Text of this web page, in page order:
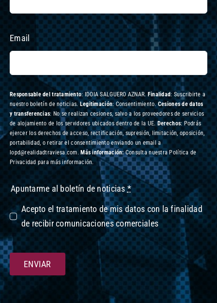
Email
Responsable del tratamiento: IDOIA SALGUERO AZNAR. Finalidad: Suscribirte a
nuestro boletín de noticias.Legitimación: Consentimiento.Cesiones de datos
y transferencias: No se realizan cesiones, salvo a los proveedores de servicios
de alojamiento de los servidores ubicados dentro de la UE. Derechos: Podrás
ejercer los derechos de acceso, rectificación, supresión, limitación, oposición,
portabilidad, o retirar el consentimiento enviando un email a
lopd@realidadtraviesa.com. Más información:Consulta nuestra Política de
Privacidad para más información.
Apuntarme al boletín de noticias*
Acepto el tratamiento de mis datos con la finalidad
de recibir comunicaciones comerciales
ENVIAR